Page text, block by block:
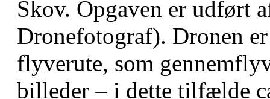
Skov. Opgaven er udført
Dronefotograf). Dronen
flyverute, som
billeder – i dette tilfælde